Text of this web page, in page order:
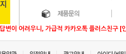
변이 어려우니, 가급적 카카오톡 플러스친구 [